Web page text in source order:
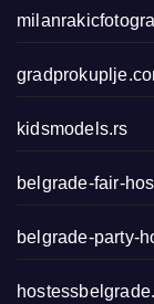
kidsmodels.rs
belgrade-fair-
belgrade-party-